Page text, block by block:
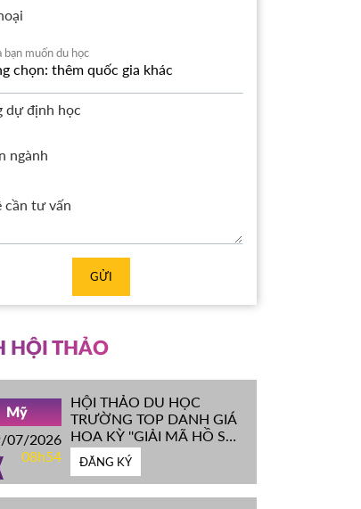
bạn muốn du học
dự định học
ngành
GỬI
HỘI THẢO
Mỹ
07/2026
08h54
HỘI THẢO DU HỌC
TRƯỜNG TOP DANH GIÁ
HOA KỲ ''GIẢI MÃ HỒ SƠ
IVY LEAGUE''
ĐĂNG KÝ